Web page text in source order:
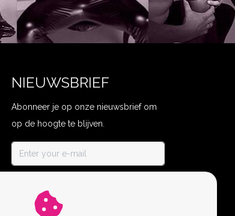
NIEUWSBRIEF
Abonneer je op onze nieuwsbrief om
op de hoogte te blijven.